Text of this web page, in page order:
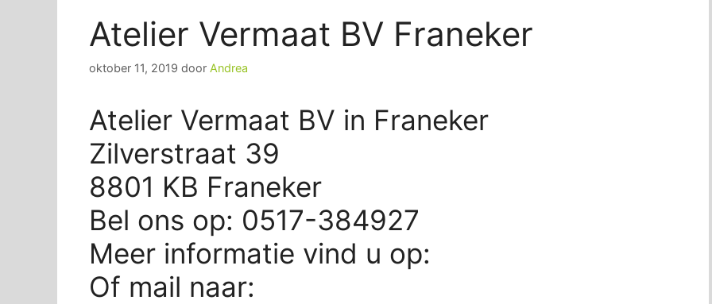
Atelier Vermaat BV Franeker
oktober 11, 2019 door Andrea
Atelier Vermaat BV in Franeker
Zilverstraat 39
8801 KB Franeker
Bel ons op: 0517-384927
Meer informatie vind u op:
Of mail naar: